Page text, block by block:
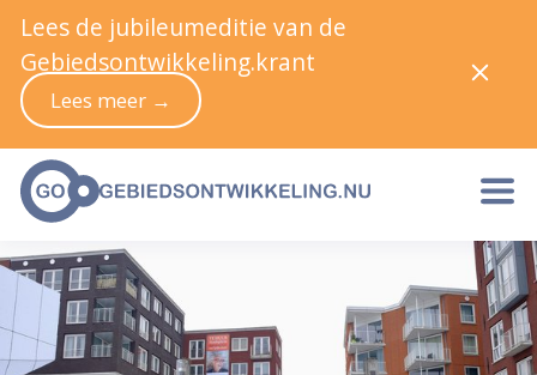
Lees de jubileumeditie van de
Gebiedsontwikkeling.krant
Lees meer →